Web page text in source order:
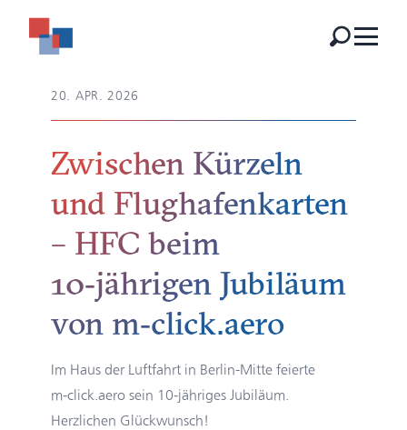
20. APR. 2026
Zwischen Kürzeln
und Flughafenkarten
– HFC beim
10‑jährigen Jubiläum
von m‑click.aero
Im Haus der Luftfahrt in Berlin-Mitte feierte
m‑click.aero sein 10‑jähriges Jubiläum.
Herzlichen Glückwunsch!